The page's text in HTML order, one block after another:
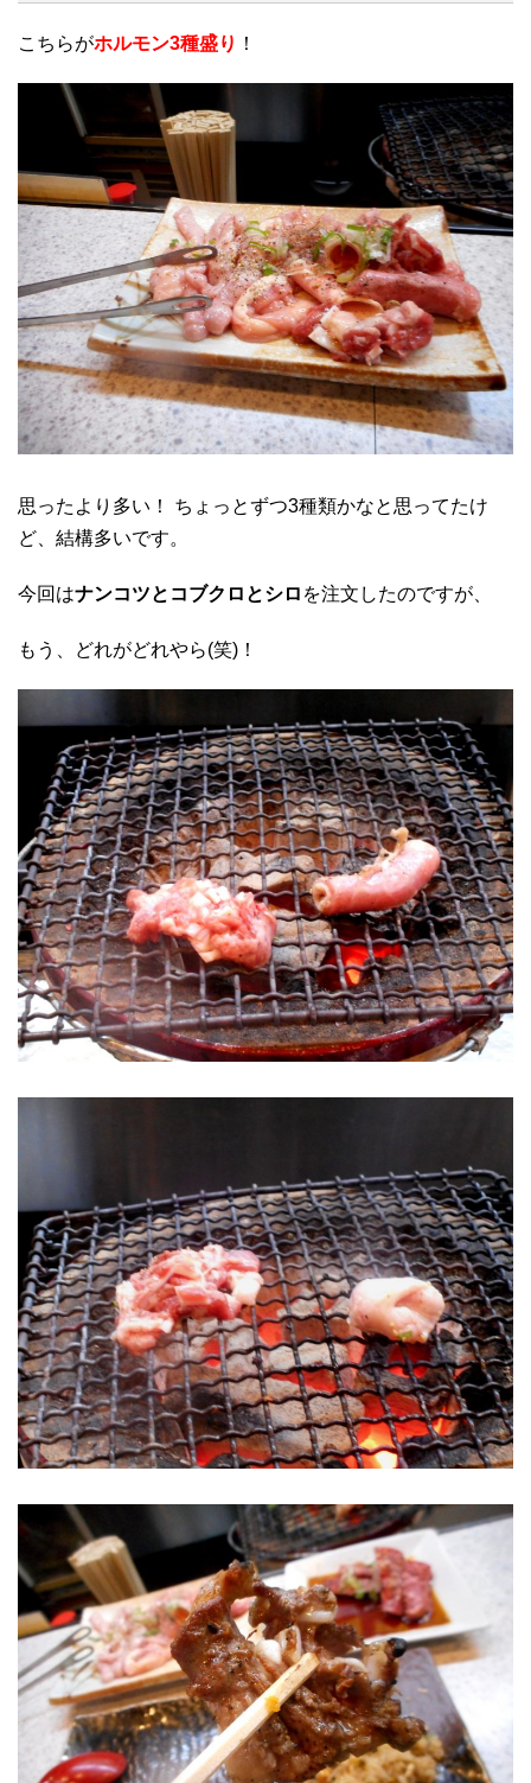
こちらがホルモン3種盛り ！
思ったより多い！ ちょっとずつ3種類かなと思ってたけ
ど、結構多いです。
今回はナンコツとコブクロとシロ を注文したのですが、
もう、どれがどれやら(笑)！